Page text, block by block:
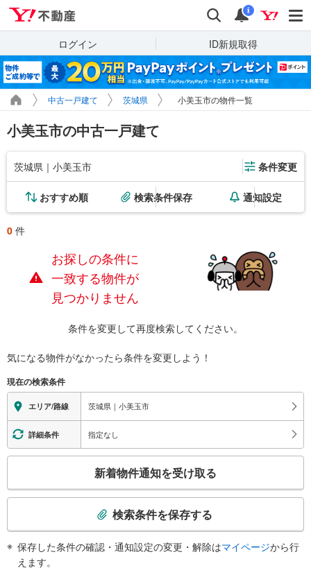
検索 通知
i
ログイン ID新規取得
中古一戸建て 茨城県 小美玉市の物件一覧
小美玉市の中古一戸建て
茨城県｜小美玉市 条件変更
おすすめ順 検索条件保存 通知設定
0 件
お探しの条件に
一致する物件が
見つかりません
条件を変更して再度検索してください。
気になる物件がなかったら条件を変更しよう！
現在の検索条件
エリア/路線 茨城県｜小美玉市
詳細条件 指定なし
検
新着物件通知を受け取る
検索条件を保存する
保存した条件の確認・通知設定の変更・解除はマイページから行
えます。